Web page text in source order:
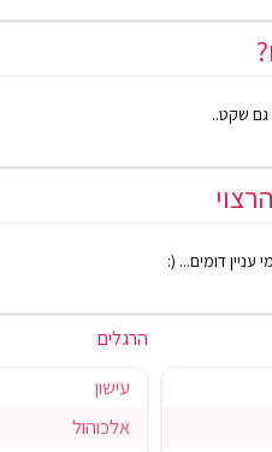
גם שקט..
דומים... (:
הרגלים
עישון
אלכוהול